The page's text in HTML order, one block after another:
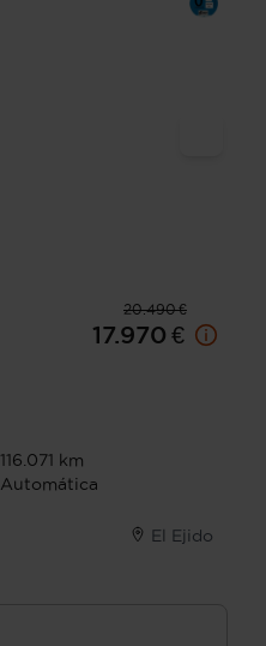
20.490 €
17.970 €
116.071 km
Automática
El Ejido